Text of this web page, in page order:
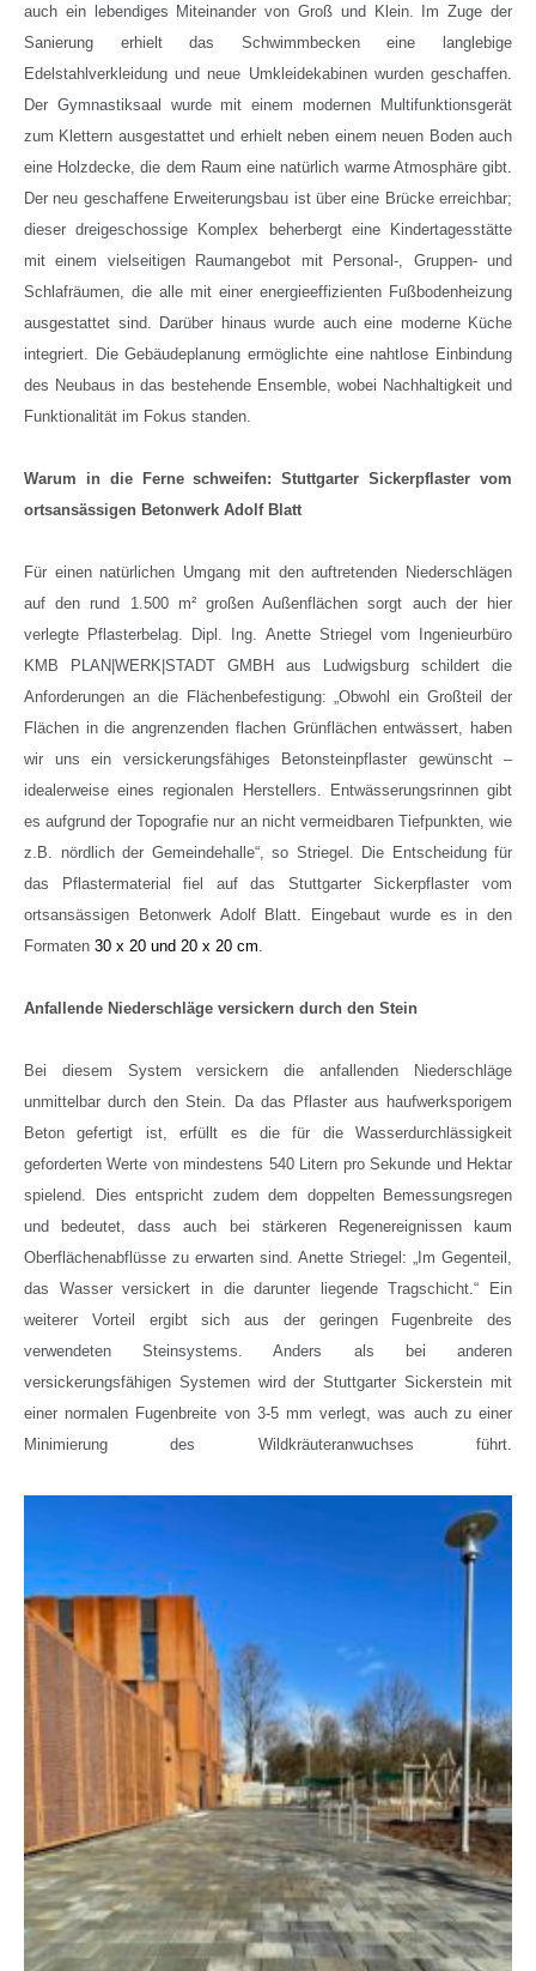
auch ein lebendiges Miteinander von Groß und Klein. Im Zuge der
Sanierung erhielt das Schwimmbecken eine langlebige
Edelstahlverkleidung und neue Umkleidekabinen wurden geschaffen.
Der Gymnastiksaal wurde mit einem modernen Multifunktionsgerät
zum Klettern ausgestattet und erhielt neben einem neuen Boden auch
eine Holzdecke, die dem Raum eine natürlich warme Atmosphäre gibt.
Der neu geschaffene Erweiterungsbau ist über eine Brücke erreichbar;
dieser dreigeschossige Komplex beherbergt eine Kindertagesstätte
mit einem vielseitigen Raumangebot mit Personal-, Gruppen- und
Schlafräumen, die alle mit einer energieeffizienten Fußbodenheizung
ausgestattet sind. Darüber hinaus wurde auch eine moderne Küche
integriert. Die Gebäudeplanung ermöglichte eine nahtlose Einbindung
des Neubaus in das bestehende Ensemble, wobei Nachhaltigkeit und
Funktionalität im Fokus standen.
Warum in die Ferne schweifen: Stuttgarter Sickerpflaster vom
ortsansässigen Betonwerk Adolf Blatt
Für einen natürlichen Umgang mit den auftretenden Niederschlägen
auf den rund 1.500 m² großen Außenflächen sorgt auch der hier
verlegte Pflasterbelag. Dipl. Ing. Anette Striegel vom Ingenieurbüro
KMB PLAN|WERK|STADT GMBH aus Ludwigsburg schildert die
Anforderungen an die Flächenbefestigung: „Obwohl ein Großteil der
Flächen in die angrenzenden flachen Grünflächen entwässert, haben
wir uns ein versickerungsfähiges Betonsteinpflaster gewünscht –
idealerweise eines regionalen Herstellers. Entwässerungsrinnen gibt
es aufgrund der Topografie nur an nicht vermeidbaren Tiefpunkten, wie
z.B. nördlich der Gemeindehalle“, so Striegel. Die Entscheidung für
das Pflastermaterial fiel auf das Stuttgarter Sickerpflaster vom
ortsansässigen
Betonwerk Adolf Blatt. Eingebaut wurde es in den
Formaten 30 x 20 und 20 x 20 cm
Anfallende Niederschläge versickern durch den Stein
Bei diesem System versickern die anfallenden Niederschläge
unmittelbar durch den Stein. Da das Pflaster aus haufwerksporigem
Beton gefertigt ist, erfüllt es die für die Wasserdurchlässigkeit
geforderten Werte von mindestens 540 Litern pro Sekunde und Hektar
spielend. Dies entspricht zudem dem doppelten Bemessungsregen
und bedeutet, dass auch bei stärkeren Regenereignissen kaum
Oberflächenabflüsse zu erwarten sind. Anette Striegel : „
Im Gegenteil,
das Wasser versickert in die darunter liegende Tragschicht.“ Ein
weiterer Vorteil ergibt sich aus der geringen Fugenbreite des
verwendeten Steinsystems. Anders als bei anderen
versickerungsfähigen Systemen wird der Stuttgarter Sickerstein mit
einer normalen Fugenbreite von 3-5 mm verlegt, was auch zu einer
Minimierung des Wildkräuteranwuchses führt.